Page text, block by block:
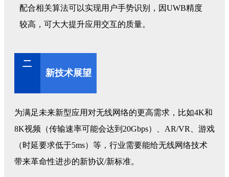
配合相关算法可以实现用户手势识别，因UWB精度
较高，可大大提升应用交互的质量。
二
新技术展望
为满足未来新型应用对无线网络的更高需求，比如4K和
8K视频（传输速率可能会达到20Gbps）、AR/VR、游戏
（时延要求低于5ms）等，行业需要能给无线网络技术
带来革命性进步的新协议/新标准。